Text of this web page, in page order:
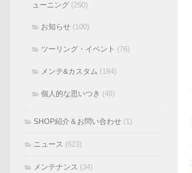
ューニング (250)
お知らせ (100)
ツーリング・イベント (76)
メンテ&カスタム (184)
個人的な思いつき (48)
SHOP紹介＆お問い合わせ (1)
ニュース (623)
メンテナンス (34)